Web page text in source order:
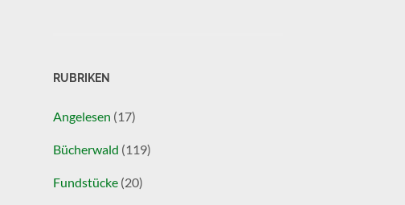
RUBRIKEN
Angelesen (17)
Bücherwald (119)
Fundstücke (20)